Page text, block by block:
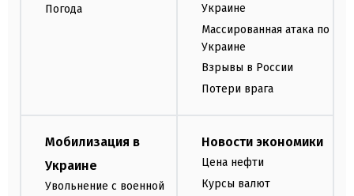
Погода
Украине
Массированная атака по
Украине
Взрывы в России
Потери врага
Мобилизация в
Украине
Увольнение с военной
Новости экономики
Цена нефти
Курсы валют